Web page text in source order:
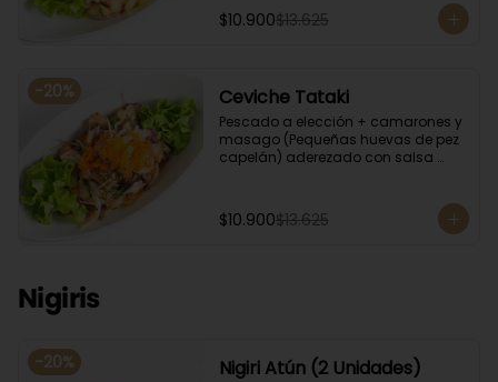
$10.900$13.625
-20% Ceviche Tataki
Pescado a elección + camarones y
masago (Pequeñas huevas de pez
capelán) aderezado con salsa
$10.900$13.625
Nigiris
-20% Nigiri Atún (2 Unidades)